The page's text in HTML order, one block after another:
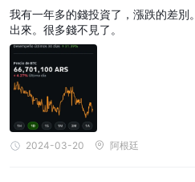
我有一年多的錢投資了，漲跌的差
出來。很多錢不見了。
2024-03-20 阿根廷